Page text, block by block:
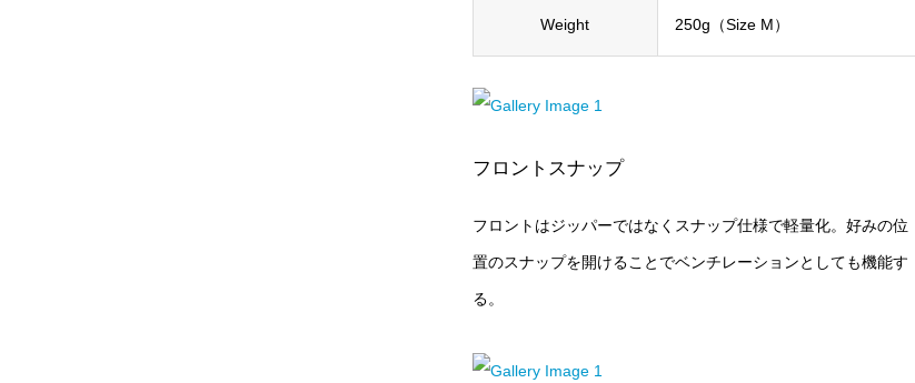
Weight 250g（Size M）
フロントスナップ
フロントはジッパーではなくスナップ仕様で軽量化。好みの位
置のスナップを開けることでベンチレーションとしても機能す
る。